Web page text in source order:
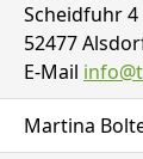
Scheidfuhr 4
52477
E-Mail
Martina